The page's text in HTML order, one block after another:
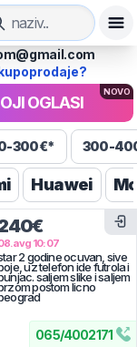
NOVO
OGLASI
300€* 300-
Huawei
065/4002171
10:07
2 godine ocuvan, sive
uz telefon ide futrola i
saljem slike i saljem
postom licno